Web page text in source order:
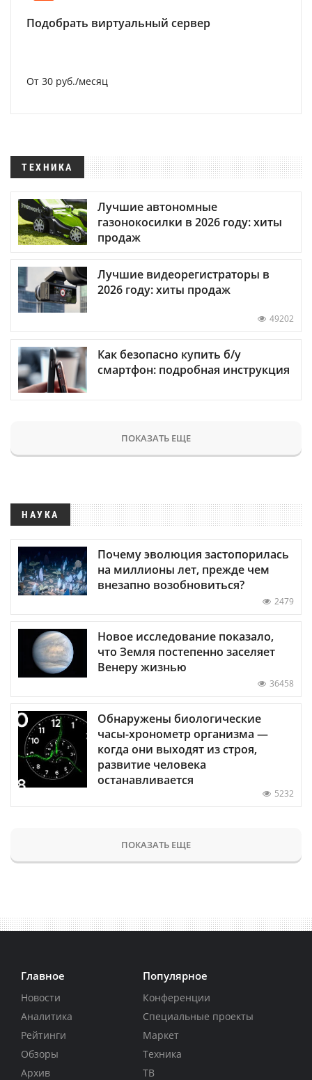
Подобрать виртуальный сервер
От 30 руб./месяц
ТЕХНИКА
Лучшие автономные
газонокосилки в 2026 году: хиты
продаж
Лучшие видеорегистраторы в
2026 году: хиты продаж
49202
Как безопасно купить б/у
смартфон: подробная инструкция
ПОКАЗАТЬ ЕЩЕ
НАУКА
Почему эволюция застопорилась
на миллионы лет, прежде чем
внезапно возобновиться?
2479
Новое исследование показало,
что Земля постепенно заселяет
Венеру жизнью
36458
Обнаружены биологические
часы-хронометр организма —
когда они выходят из строя,
развитие человека
останавливается
5232
ПОКАЗАТЬ ЕЩЕ
Главное
Новости
Аналитика
Рейтинги
Обзоры
Архив
Популярное
Конференции
Специальные проекты
Маркет
Техника
ТВ